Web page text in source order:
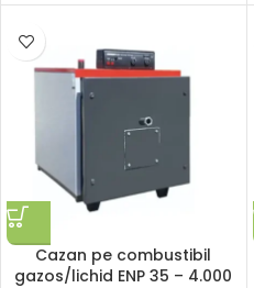
Cazan pe combustibil
gazos/lichid ENP 35 – 4.000